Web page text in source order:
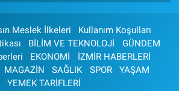
Meslek İlkeleri
Kullanım Koşulları
BİLİM VE TEKNOLOJİ
GÜNDEM
EKONOMİ
İZMİR HABERLERİ
MAGAZİN SAĞLIK SPOR
YAŞAM
YEMEK TARİFLERİ